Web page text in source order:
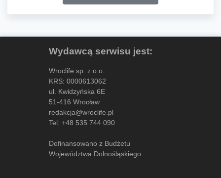
Wydawcą serwisu jest:
Wroclife sp. z o.o.
KRS: 0000613062
ul. Kwidzyńska 6E
51-416 Wrocław
redakcja@wroclife.pl
Tel: +48 535 744 090
Dofinansowano z Budżetu
Województwa Dolnośląskiego